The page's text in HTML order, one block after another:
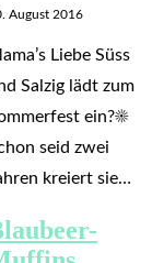
August 2016
Liebe Süss
Salzig lädt zum
ein?☀️
seid zwei
kreiert sie…